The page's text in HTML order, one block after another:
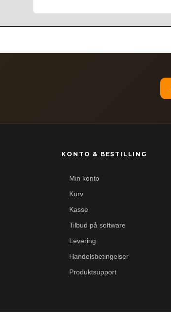
KONTO & BESTILLING
Min konto
Kurv
Kasse
Tilbud på software
Levering
Handelsbetingelser
Produktsupport